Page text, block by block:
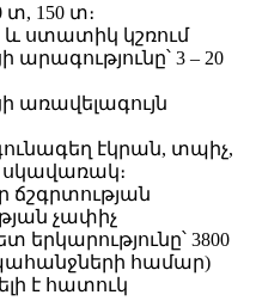
տ, 150 տ։
և ստատիկ կշռում
3 – 20
առավելագույն
էկրան, տպիչ,
ճշգրտության
չափիչ
երկարությունը՝ 3800
համար)
է հատուկ